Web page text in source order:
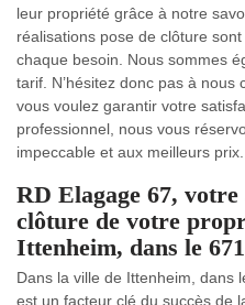
leur propriété grâce à notre
réalisations pose de clôture
chaque besoin. Nous sommes
tarif. N’hésitez donc pas à nous
vous voulez garantir votre
professionnel, nous vous
impeccable et aux meilleurs prix.
RD Elagage 67,
clôture de votre
Ittenheim, dans le
Dans la ville de Ittenheim, dans
est un facteur clé du succès de